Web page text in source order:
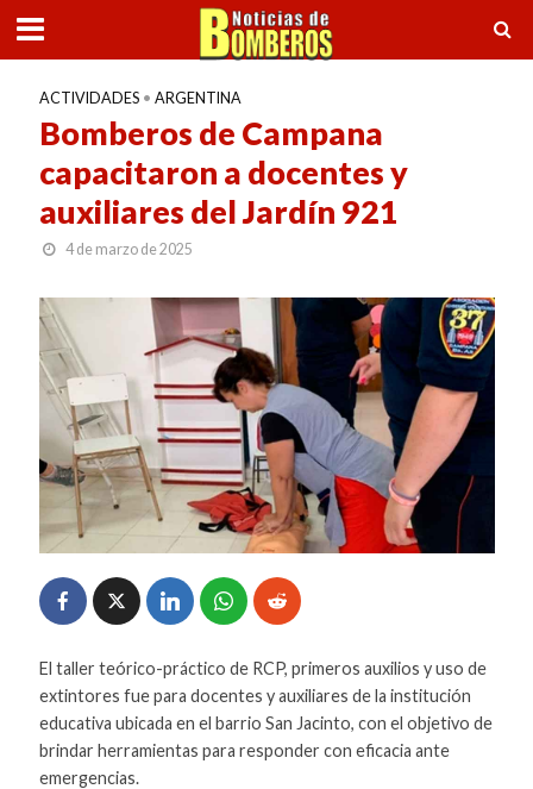
ACTIVIDADES • ARGENTINA
Bomberos de Campana
capacitaron a docentes y
auxiliares del Jardín 921
4 de marzo de 2025
El taller teórico-práctico de RCP, primeros auxilios y uso de
extintores fue para docentes y auxiliares de la institución
educativa ubicada en el barrio San Jacinto, con el objetivo de
brindar herramientas para responder con eficacia ante
emergencias.